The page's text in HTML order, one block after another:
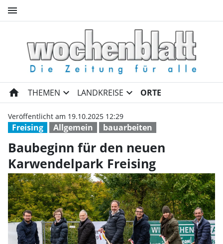
menu
Baubeginn für den neuen
home THEMEN expand_more LANDKREISE expand_more ORTE
Freising Allgemein bauarbeiten
Veröffentlicht am 19.10.2025 12:29
Baubeginn für den neuen
Karwendelpark Freising